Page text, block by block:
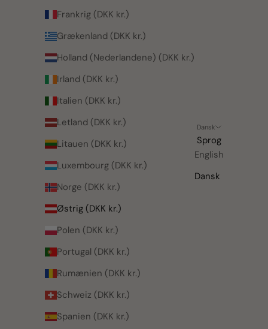
Frankrig (DKK kr.)
Grækenland (DKK kr.)
Holland (Nederlandene) (DKK kr.)
Irland (DKK kr.)
Italien (DKK kr.)
Letland (DKK kr.)
Litauen (DKK kr.)
Luxembourg (DKK kr.)
Norge (DKK kr.)
Østrig (DKK kr.)
Polen (DKK kr.)
Portugal (DKK kr.)
Rumænien (DKK kr.)
Schweiz (DKK kr.)
Spanien (DKK kr.)
Dansk
Sprog
English
Dansk